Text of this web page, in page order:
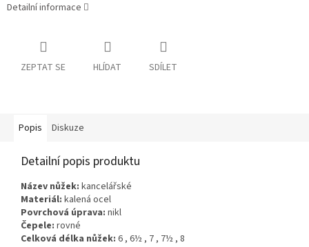
Detailní informace
ZEPTAT SE HLÍDAT SDÍLET
Popis Diskuze
Detailní popis produktu
Název nůžek: kancelářské
Materiál: kalená ocel
Povrchová úprava: nikl
Čepele: rovné
Celková délka nůžek: 6 , 6½ , 7 , 7½ , 8